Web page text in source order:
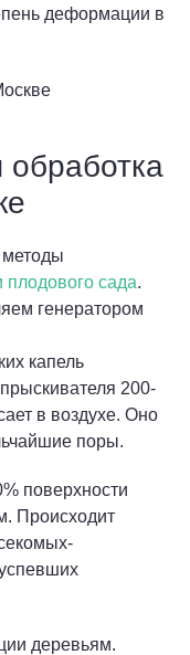
деформации в
плодового сада.
генератором
капель
200-
в воздухе. Оно
поры.
поверхности
Происходит
деревьям.